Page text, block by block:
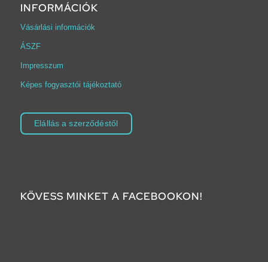
INFORMÁCIÓK
Vásárlási információk
ÁSZF
Impresszum
Képes fogyasztói tájékoztató
Elállás a szerződéstől
KÖVESS MINKET A FACEBOOKON!